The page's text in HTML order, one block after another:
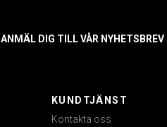
ANMÄL DIG TILL VÅR NYHETSBREV
KUNDTJÄNST
Kontakta oss